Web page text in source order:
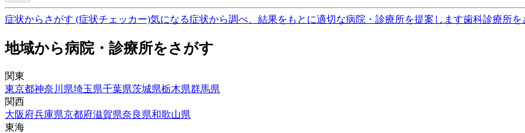
症状からさがす (症状チェッカー)気になる症状から調べ、結果をもとに適切な病院・診療所を提案します歯科診療所を
地域から病院・診療所をさがす
関東
東京都神奈川県埼玉県千葉県茨城県栃木県群馬県
関西
大阪府兵庫県京都府滋賀県奈良県和歌山県
東海